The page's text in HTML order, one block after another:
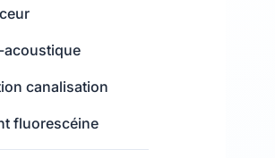
acoustique
canalisation
fluorescéine